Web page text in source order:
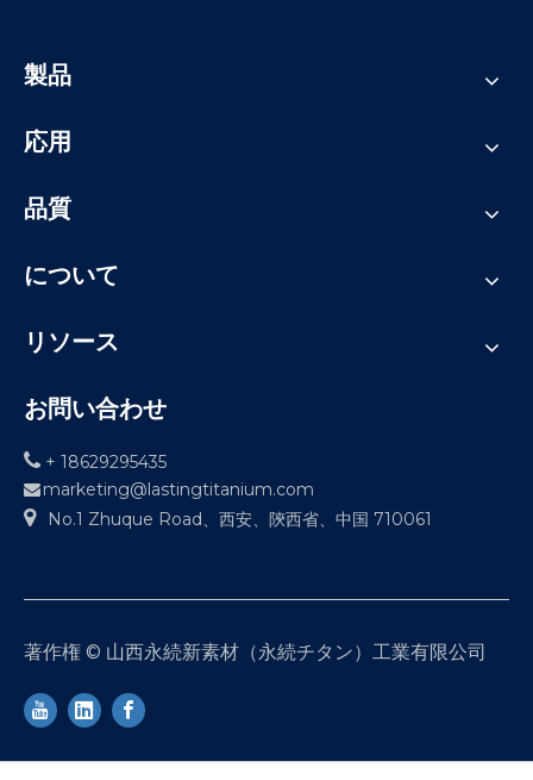
製品
応用
品質
について
リソース
お問い合わせ
 + 18629295435
 marketing@lastingtitanium.com

No.1 Zhuque Road、西安、陝西省、中国 710061
著作権 © 山西永続新素材（永続チタン）工業有限公司